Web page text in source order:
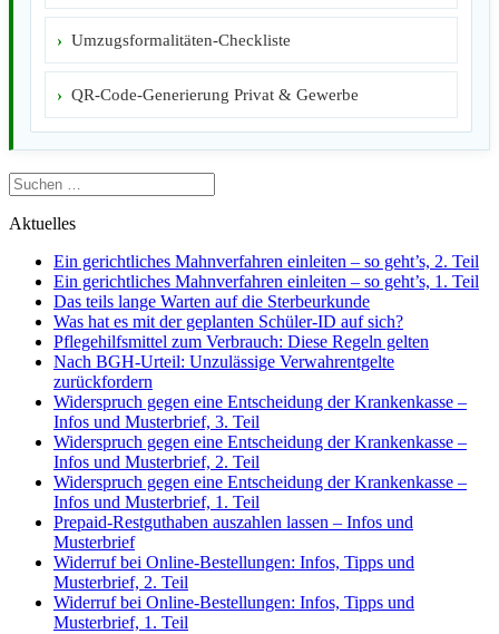
Umzugsformalitäten-Checkliste
QR-Code-Generierung Privat & Gewerbe
Suchen
nach:
Aktuelles
Ein gerichtliches Mahnverfahren einleiten – so geht’s, 2. Teil
Ein gerichtliches Mahnverfahren einleiten – so geht’s, 1. Teil
Das teils lange Warten auf die Sterbeurkunde
Was hat es mit der geplanten Schüler-ID auf sich?
Pflegehilfsmittel zum Verbrauch: Diese Regeln gelten
Nach BGH-Urteil: Unzulässige Verwahrentgelte
zurückfordern
Widerspruch gegen eine Entscheidung der Krankenkasse –
Infos und Musterbrief, 3. Teil
Widerspruch gegen eine Entscheidung der Krankenkasse –
Infos und Musterbrief, 2. Teil
Widerspruch gegen eine Entscheidung der Krankenkasse –
Infos und Musterbrief, 1. Teil
Prepaid-Restguthaben auszahlen lassen – Infos und
Musterbrief
Widerruf bei Online-Bestellungen: Infos, Tipps und
Musterbrief, 2. Teil
Widerruf bei Online-Bestellungen: Infos, Tipps und
Musterbrief, 1. Teil